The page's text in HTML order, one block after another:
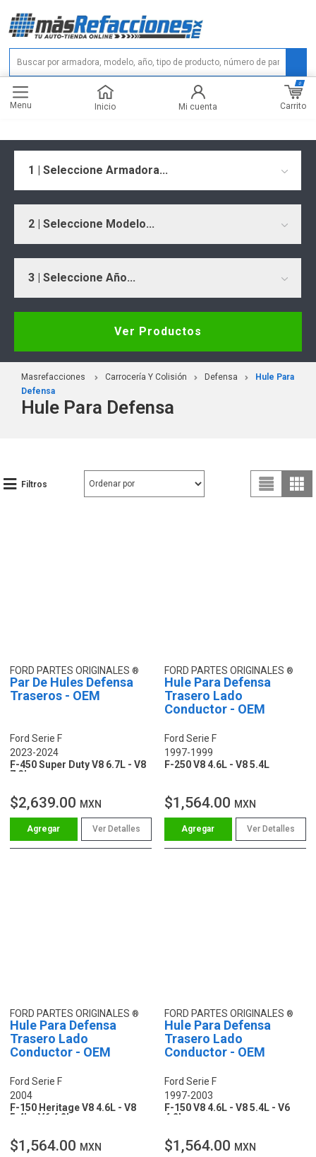
Menu Inicio Mi cuenta Carrito
0
1 | Seleccione Armadora...
2 | Seleccione Modelo...
3 | Seleccione Año...
Ver Productos
Masrefacciones Carrocería Y Colisión Defensa
Hule Para
Defensa
Hule Para Defensa
Filtros
FORD PARTES ORIGINALES
Par De Hules Defensa
Traseros - OEM
Ford Serie F
2023-2024
F-450 Super Duty V8 6.7L - V8
7.3L
$2,639.00 MXN
Ver Detalles
FORD PARTES ORIGINALES
Hule Para Defensa
Trasero Lado
Conductor - OEM
Ford Serie F
1997-1999
F-250 V8 4.6L - V8 5.4L
$1,564.00 MXN
Ver Detalles
FORD PARTES ORIGINALES
Hule Para Defensa
Trasero Lado
Conductor - OEM
Ford Serie F
2004
F-150 Heritage V8 4.6L - V8
5.4L - V6 4.2L
$1,564.00 MXN
FORD PARTES ORIGINALES
Hule Para Defensa
Trasero Lado
Conductor - OEM
Ford Serie F
1997-2003
F-150 V8 4.6L - V8 5.4L - V6
4.2L
$1,564.00 MXN